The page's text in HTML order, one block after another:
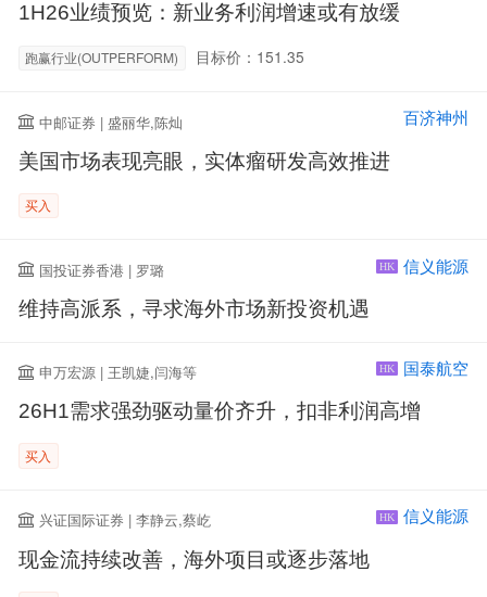
1H26业绩预览：新业务利润增速或有放缓
跑赢行业(OUTPERFORM) 目标价：151.35
中邮证券 | 盛丽华,陈灿 百济神州
美国市场表现亮眼，实体瘤研发高效推进
买入
国投证券香港 | 罗璐 HK 信义能源
维持高派系，寻求海外市场新投资机遇
申万宏源 | 王凯婕,闫海等 HK 国泰航空
26H1需求强劲驱动量价齐升，扣非利润高增
买入
兴证国际证券 | 李静云,蔡屹 HK 信义能源
现金流持续改善，海外项目或逐步落地